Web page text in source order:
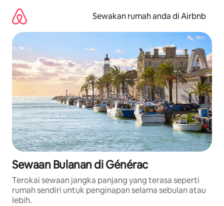
kandungan
Sewakan rumah anda di Airbnb
Sewaan Bulanan di Générac
Terokai sewaan jangka panjang yang terasa seperti
rumah sendiri untuk penginapan selama sebulan atau
lebih.